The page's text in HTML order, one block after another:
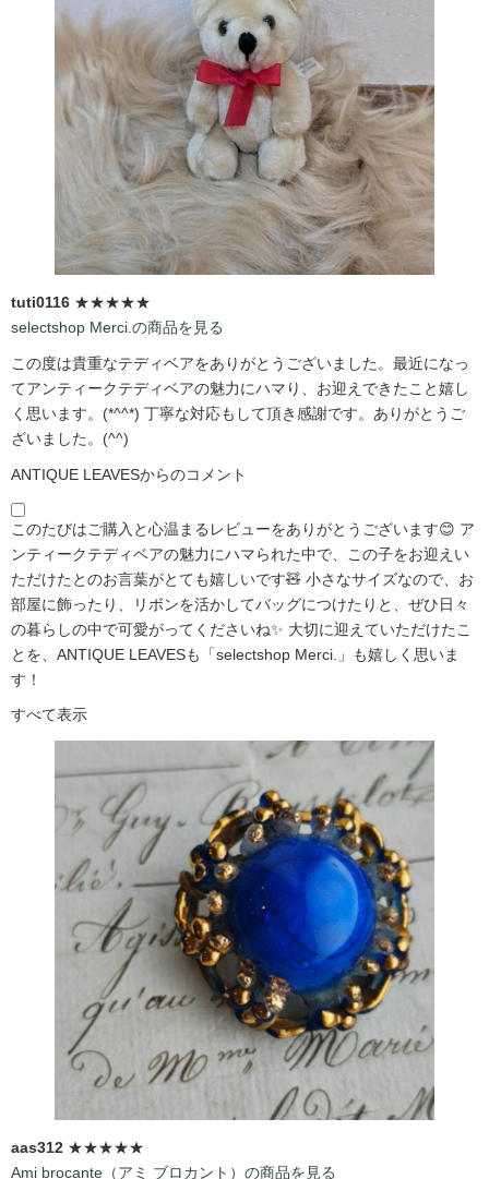
tuti0116 ★★★★★
selectshop Merci.の商品を見る
この度は貴重なテディベアをありがとうございました。最近になっ
てアンティークテディベアの魅力にハマり、お迎えできたこと嬉し
く思います。(*^^*) 丁寧な対応もして頂き感謝です。ありがとうご
ざいました。(^^)
ANTIQUE LEAVESからのコメント
このたびはご購入と心温まるレビューをありがとうございます😊 ア
ンティークテディベアの魅力にハマられた中で、この子をお迎えい
ただけたとのお言葉がとても嬉しいです🧸 小さなサイズなので、お
部屋に飾ったり、リボンを活かしてバッグにつけたりと、ぜひ日々
の暮らしの中で可愛がってくださいね✨ 大切に迎えていただけたこ
とを、ANTIQUE LEAVESも「selectshop Merci.」も嬉しく思いま
す！
すべて表示
aas312 ★★★★★
Ami brocante（アミ ブロカント）の商品を見る